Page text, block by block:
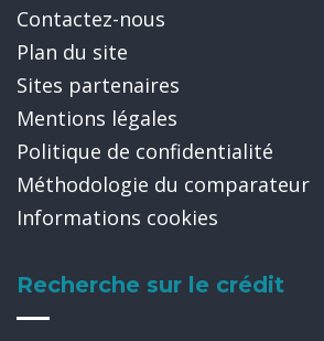
Contactez-nous
Plan du site
Sites partenaires
Mentions légales
Politique de confidentialité
Méthodologie du comparateur
Informations cookies
Recherche sur le crédit